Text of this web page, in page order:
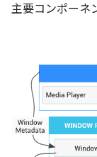
主要コンポーネ